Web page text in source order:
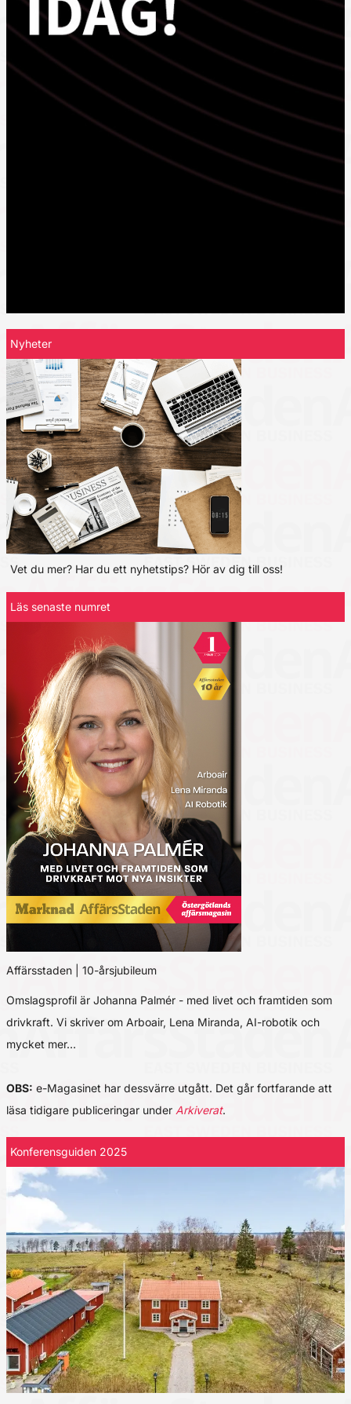
Nyheter
Vet du mer? Har du ett nyhetstips? Hör av dig till oss!
Läs senaste numret
Affärsstaden | 10-årsjubileum
Omslagsprofil är Johanna Palmér - med livet och framtiden som
drivkraft. Vi skriver om Arboair, Lena Miranda, AI-robotik och
mycket mer…
OBS: e-Magasinet har dessvärre utgått. Det går fortfarande att
läsa tidigare publiceringar under Arkiverat.
Konferensguiden 2025